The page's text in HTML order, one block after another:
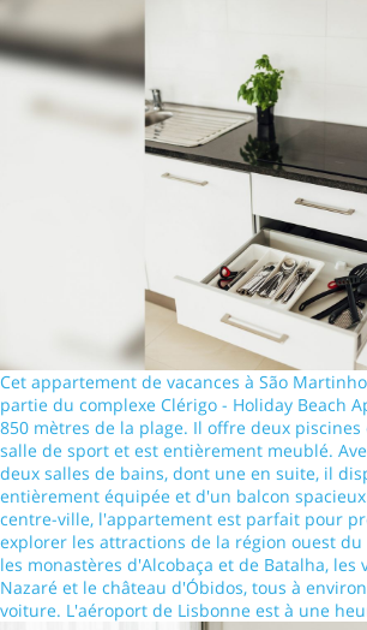
Cet appartement de vacances à São
partie du complexe Clérigo - Holiday Beach
850 mètres de la plage. Il offre deux piscines
salle de sport et est entièrement meublé.
deux salles de bains, dont une en suite, il
entièrement équipée et d'un balcon
centre-ville, l'appartement est parfait pour
explorer les attractions de la région ouest du
les monastères d'Alcobaça et de Batalha, les
Nazaré et le château d'Óbidos, tous à
voiture. L'aéroport de Lisbonne est à une